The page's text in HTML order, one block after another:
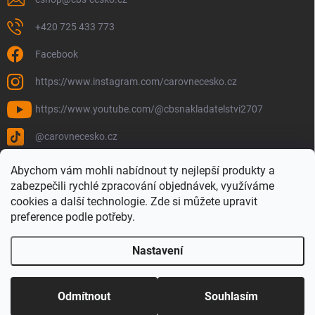
Abychom vám mohli nabídnout ty nejlepší produkty a
zabezpečili rychlé zpracování objednávek, využíváme
cookies a další technologie. Zde si můžete upravit
preference podle potřeby.
Nastavení
Odmítnout Souhlasím
+420 725 433 773
Facebook
https://www.instagram.com/carovnecesko.cz
https://www.youtube.com/@cbsnakladatelstvi2707
@carovnecesko.cz
Vytvořil Shoptet
Copyright 2026Čarovné Česko - Knihy, Mapy a Mapová móda. Všechna
práva vyhrazena.
Upravit nastavení cookies